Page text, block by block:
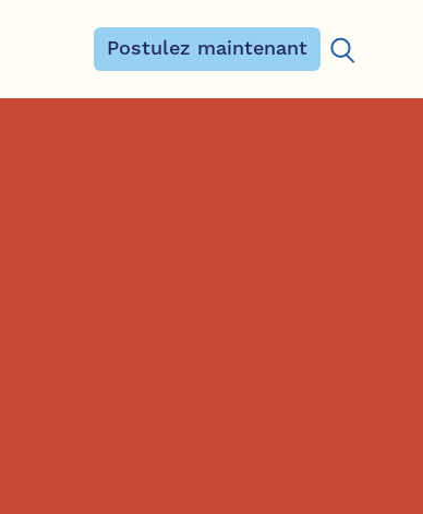
Postulez maintenant